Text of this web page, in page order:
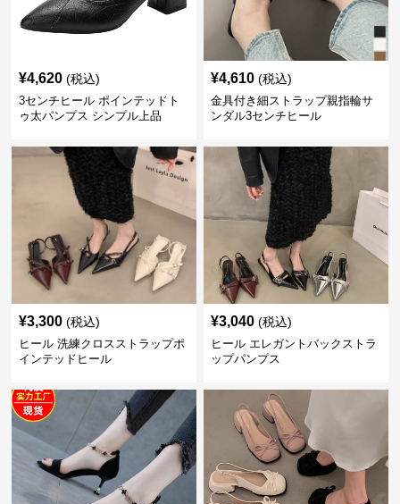
¥4,620 (税込)
3センチヒール ポインテッドト
ゥ太パンプス シンプル上品
¥4,610 (税込)
金具付き細ストラップ親指輪サ
ンダル3センチヒール
¥3,300 (税込)
ヒール 洗練クロスストラップポ
インテッドヒール
¥3,040 (税込)
ヒール エレガントバックストラ
ップパンプス